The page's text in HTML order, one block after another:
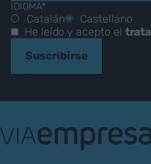
IDIOMA*
Catalán
Castellano
He leído y acepto el
Suscribirse